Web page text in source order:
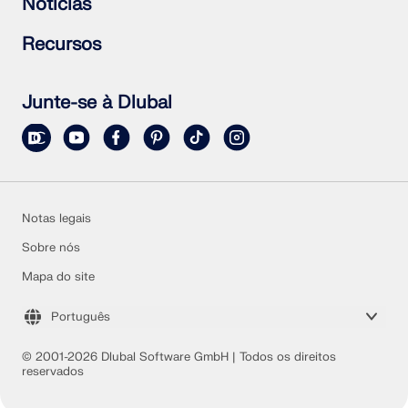
RWIND 3
Fazer uma pergunta
Mapas de sobrecarga de neve, velocidade do vento e
carga sísmica
Subscrever a newsletter
Notícias atuais
Recursos
Enviar projeto
Projetos de clientes
Manuais online
Junte-se à Dlubal
© 2001-2026 Dlubal Software GmbH | Todos os direitos
reservados
Notas legais
Sobre nós
Mapa do site
Português